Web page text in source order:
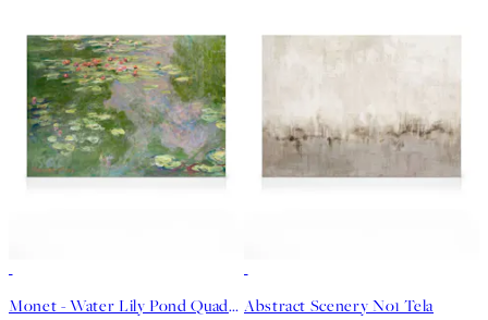
Monet - Water Lily Pond Quadro em tela Abstract Scenery No1 Tela